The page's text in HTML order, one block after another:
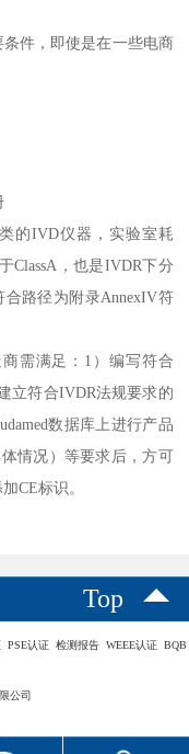
件，即使是在一些电商
的IVD仪器，实验室耗
ClassA，也是IVDR下分
合路径为附录AnnexIV符
商需满足：1）编写符合
立符合IVDR法规要求的
数据库上进行产品
情况）等要求后，方可
CE标识。
Top
PSE认证 检测报告 WEEE认证 BQB
公司